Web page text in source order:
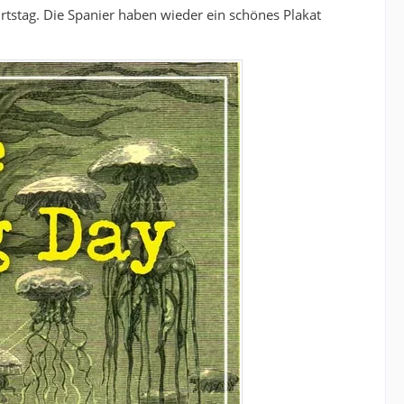
Die Spanier haben wieder ein schönes Plakat